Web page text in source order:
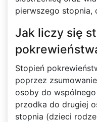
pierwszego stopnia,
Jak liczy się
Stopień
poprzez
osoby do
przodka do drugiej
stopnia (dzieci